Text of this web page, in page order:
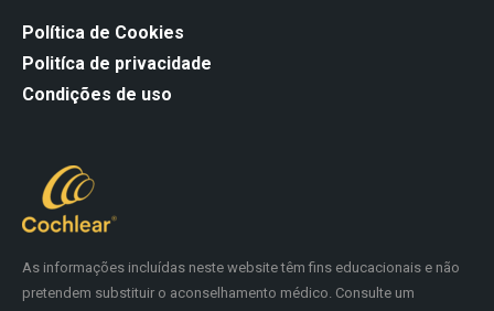
As informações incluídas neste website têm fins educacionais e não
pretendem substituir o aconselhamento médico. Consulte um
Política de Cookies
Politíca de privacidade
Condições de uso